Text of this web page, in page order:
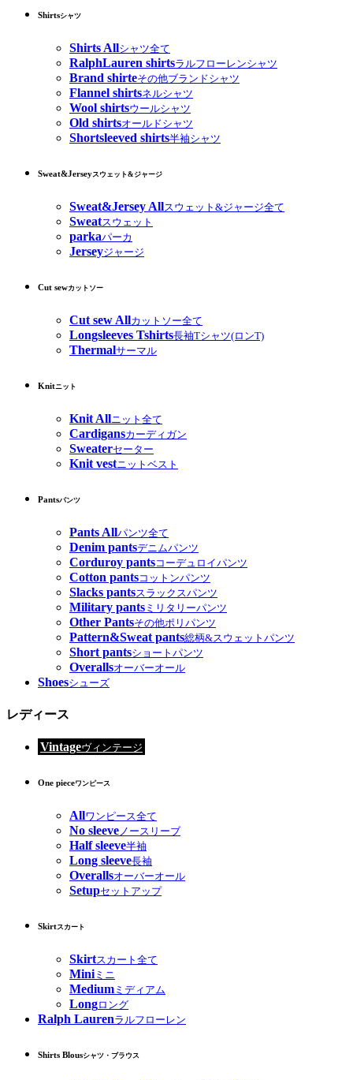
Shirtsシャツ
Shirts Allシャツ全て
RalphLauren shirtsラルフローレンシャツ
Brand shirteその他ブランドシャツ
Flannel shirtsネルシャツ
Wool shirtsウールシャツ
Old shirtsオールドシャツ
Shortsleeved shirts半袖シャツ
Sweat&Jerseyスウェット&ジャージ
Sweat&Jersey Allスウェット&ジャージ全て
Sweatスウェット
parkaパーカ
Jerseyジャージ
Cut sewカットソー
Cut sew Allカットソー全て
Longsleeves Tshirts長袖Tシャツ(ロンT)
Thermalサーマル
Knitニット
Knit Allニット全て
Cardigansカーディガン
Sweaterセーター
Knit vestニットベスト
Pantsパンツ
Pants Allパンツ全て
Denim pantsデニムパンツ
Corduroy pantsコーデュロイパンツ
Cotton pantsコットンパンツ
Slacks pantsスラックスパンツ
Military pants ミリタリーパンツ
Other Pantsその他ポリパンツ
Pattern&Sweat pants総柄&スウェットパンツ
Short pantsショートパンツ
Overallsオーバーオール
Shoesシューズ
レディース
Vintageヴィンテージ
One pieceワンピース
Allワンピース全て
No sleeveノースリーブ
Half sleeve半袖
Long sleeve長袖
Overallsオーバーオール
Setupセットアップ
Skirtスカート
Skirtスカート全て
Miniミニ
Medium ミディアム
Longロング
Ralph Laurenラルフローレン
Shirts Blousシャツ・ブラウス